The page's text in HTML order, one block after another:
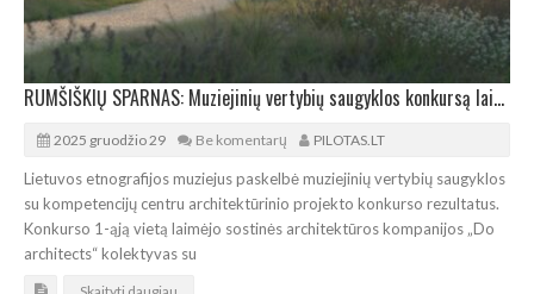
RUMŠIŠKIŲ SPARNAS: Muziejinių vertybių saugyklos konkursą laimėjo „Do architects“
2025 gruodžio 29 Be komentarų PILOTAS.LT
Lietuvos etnografijos muziejus paskelbė muziejinių vertybių saugyklos
su kompetencijų centru architektūrinio projekto konkurso rezultatus.
Konkurso 1-ąją vietą laimėjo sostinės architektūros kompanijos „Do
architects“ kolektyvas su